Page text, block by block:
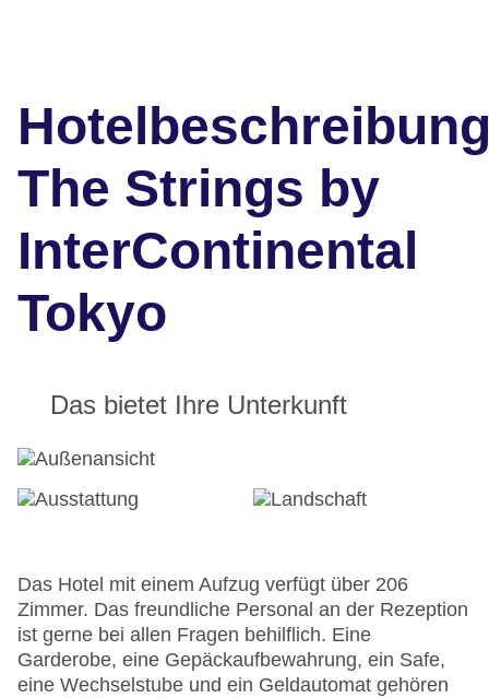
The Strings by
InterContinental
Tokyo
Das bietet Ihre Unterkunft
Das Hotel mit einem Aufzug verfügt über 206
Zimmer. Das freundliche Personal an der Rezeption
ist gerne bei allen Fragen behilflich. Eine
Garderobe, eine Gepäckaufbewahrung, ein Safe,
eine Wechselstube und ein Geldautomat gehören